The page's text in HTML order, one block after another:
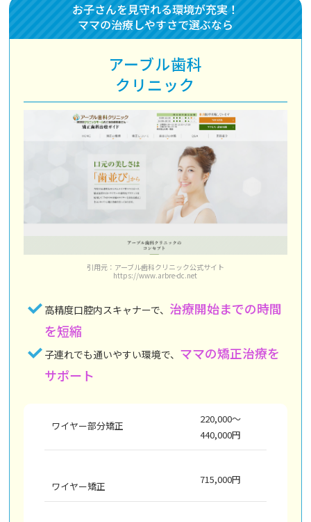
お子さんを見守れる環境が充実！
ママの治療しやすさで選ぶなら
アーブル歯科
クリニック
引用元：アーブル歯科クリニック公式サイト
https://www.arbre-dc.net
高精度口腔内スキャナーで、 治療開始までの時間
を短縮
子連れでも通いやすい環境で、 ママの矯正治療を
サポート
ワイヤー部分矯正
220,000～
440,000円
ワイヤー矯正
715,000円